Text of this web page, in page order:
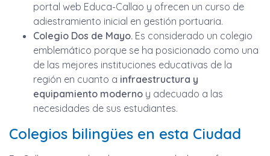
portal web Educa-Callao y ofrecen un curso de
adiestramiento inicial en gestión portuaria.
Colegio Dos de Mayo. Es considerado un colegio
emblemático porque se ha posicionado como una
de las mejores instituciones educativas de la
región en cuanto a infraestructura y
equipamiento moderno y adecuado a las
necesidades de sus estudiantes.
Colegios bilingües en esta Ciudad